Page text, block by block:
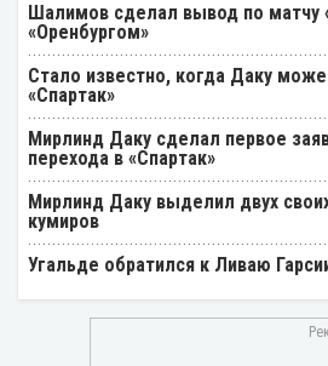
Шалимов сделал вывод по матчу
«Оренбургом»
Стало известно, когда Даку
«Спартак»
Мирлинд Даку сделал первое
перехода в «Спартак»
Мирлинд Даку выделил двух
кумиров
Угальде обратился к Ливаю